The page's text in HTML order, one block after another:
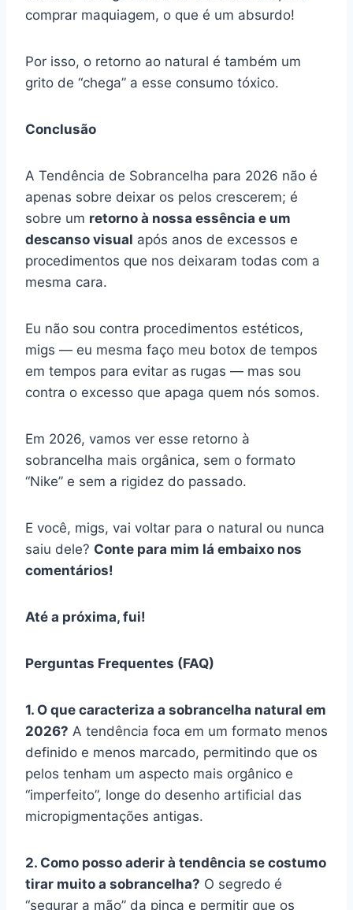
comprar maquiagem, o que é um absurdo!
Por isso, o retorno ao natural é também um
grito de “chega” a esse consumo tóxico.
Conclusão
A Tendência de Sobrancelha para 2026 não é
apenas sobre deixar os pelos crescerem; é
sobre um retorno à nossa essência e um
descanso visual após anos de excessos e
procedimentos que nos deixaram todas com a
mesma cara.
Eu não sou contra procedimentos estéticos,
migs — eu mesma faço meu botox de tempos
em tempos para evitar as rugas — mas sou
contra o excesso que apaga quem nós somos.
Em 2026, vamos ver esse retorno à
sobrancelha mais orgânica, sem o formato
“Nike” e sem a rigidez do passado.
E você, migs, vai voltar para o natural ou nunca
saiu dele? Conte para mim lá embaixo nos
comentários!
Até a próxima, fui!
Perguntas Frequentes (FAQ)
1. O que caracteriza a sobrancelha natural em
2026? A tendência foca em um formato menos
definido e menos marcado, permitindo que os
pelos tenham um aspecto mais orgânico e
“imperfeito”, longe do desenho artificial das
micropigmentações antigas.
2. Como posso aderir à tendência se costumo
tirar muito a sobrancelha? O segredo é
“segurar a mão” da pinça e permitir que os